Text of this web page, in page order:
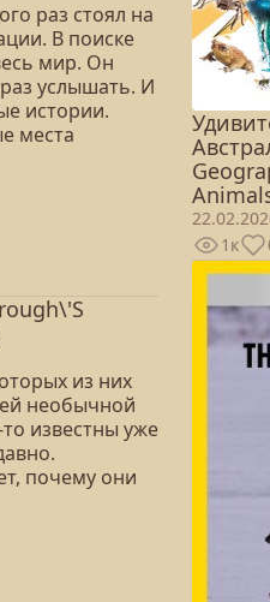
раз стоял на
В поиске
мир. Он
услышать. И
истории.
места
из них
необычной
известны уже
почему они
1к